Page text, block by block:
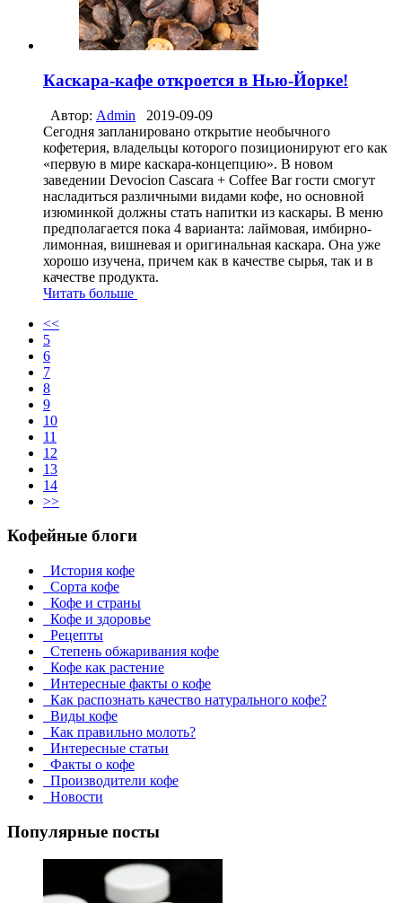
Каскара-кафе откроется в Нью-Йорке!
Автор: Admin
2019-09-09
Сегодня запланировано открытие необычного
кофетерия, владельцы которого позиционируют его как
«первую в мире каскара-концепцию». В новом
заведении Devocion Cascara + Coffee Bar гости смогут
насладиться различными видами кофе, но основной
изюминкой должны стать напитки из каскары. В меню
предполагается пока 4 варианта: лаймовая, имбирно-
лимонная, вишневая и оригинальная каскара. Она уже
хорошо изучена, причем как в качестве сырья, так и в
качестве продукта.
Читать больше
<<
5
6
7
8
9
10
11
12
13
14
>>
Кофейные блоги
История кофе
Сорта кофе
Кофе и страны
Кофе и здоровье
Рецепты
Степень обжаривания кофе
Кофе как растение
Интересные факты о кофе
Как распознать качество натурального кофе?
Виды кофе
Как правильно молоть?
Интересные статьи
Факты о кофе
Производители кофе
Новости
Популярные посты